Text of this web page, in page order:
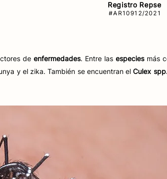
Registro Repse
#AR10912/2021
deenfermedades. Entre lasespecies más
y el zika. También se encuentran elCulex